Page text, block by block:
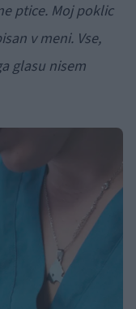
ptice. Moj poklic
v meni. Vse,
glasu nisem